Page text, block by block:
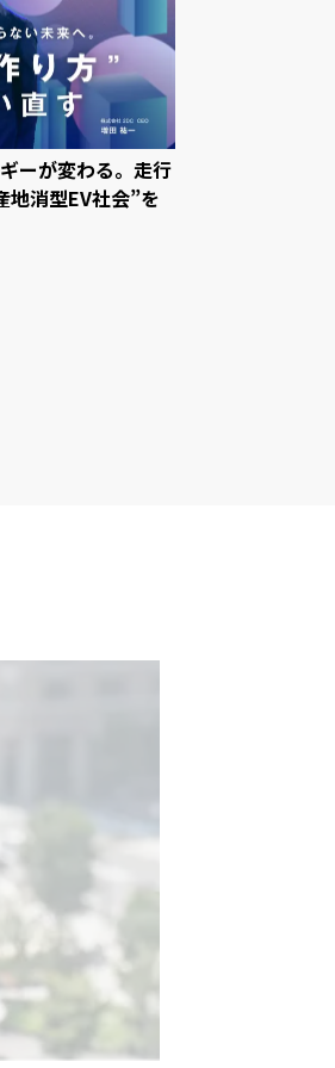
ーが変わる。走行
地消型EV社会”を